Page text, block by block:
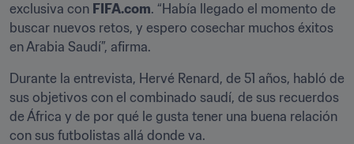
exclusiva con FIFA.com. “Había llegado el momento de
buscar nuevos retos, y espero cosechar muchos éxitos
en Arabia Saudí”, afirma.
Durante la entrevista, Hervé Renard, de 51 años, habló de
sus objetivos con el combinado saudí, de sus recuerdos
de África y de por qué le gusta tener una buena relación
con sus futbolistas allá donde va.